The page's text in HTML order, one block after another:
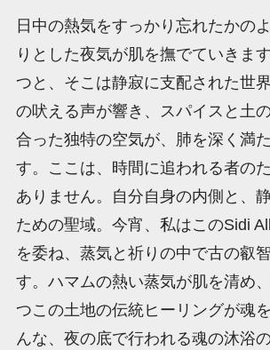
日中の熱気をすっかり忘れたかの
りとした夜気が肌を撫でていきま
つと、そこは静寂に支配された世
の吠える声が響き、スパイスと土
合った独特の空気が、肺を深く満
す。ここは、時間に追われる者の
ありません。自分自身の内側と、
ための聖域。今宵、私はこのSidi
を委ね、蒸気と祈りの中で古の叡
す。ハマムの熱い蒸気が肌を清め
つこの土地の伝統ヒーリングが魂
んな、夜の底で行われる魂の沐浴